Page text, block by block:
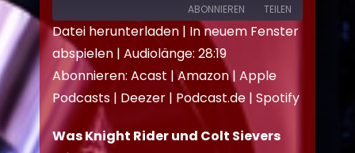
ABONNIEREN TEILEN
Acast Amazon
Apple Podcasts Deezer
Podcast.de Spotify
RSS FEED
TEILEN
LINK
EMBED
Datei herunterladen | In neuem Fenster
abspielen | Audiolänge: 28:19
Abonnieren: Acast | Amazon| Apple
Podcasts | Deezer | Podcast.de | Spotify
Was Knight Rider und Colt Sievers